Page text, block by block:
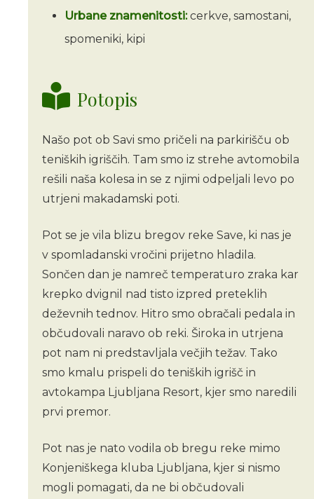
Urbane znamenitosti:cerkve, samostani,
spomeniki, kipi
Potopis
Našo pot ob Savi smo pričeli na parkirišču ob
teniških igriščih. Tam smo iz strehe avtomobila
rešili naša kolesa in se z njimi odpeljali levo po
utrjeni makadamski poti.
Pot se je vila blizu bregov reke Save, ki nas je
v spomladanski vročini prijetno hladila.
Sončen dan je namreč temperaturo zraka kar
krepko dvignil nad tisto izpred preteklih
deževnih tednov. Hitro smo obračali pedala in
občudovali naravo ob reki. Široka in utrjena
pot nam ni predstavljala večjih težav. Tako
smo kmalu prispeli do teniških igrišč in
avtokampa Ljubljana Resort, kjer smo naredili
prvi premor.
Pot nas je nato vodila ob bregu reke mimo
Konjeniškega kluba Ljubljana, kjer si nismo
mogli pomagati, da ne bi občudovali